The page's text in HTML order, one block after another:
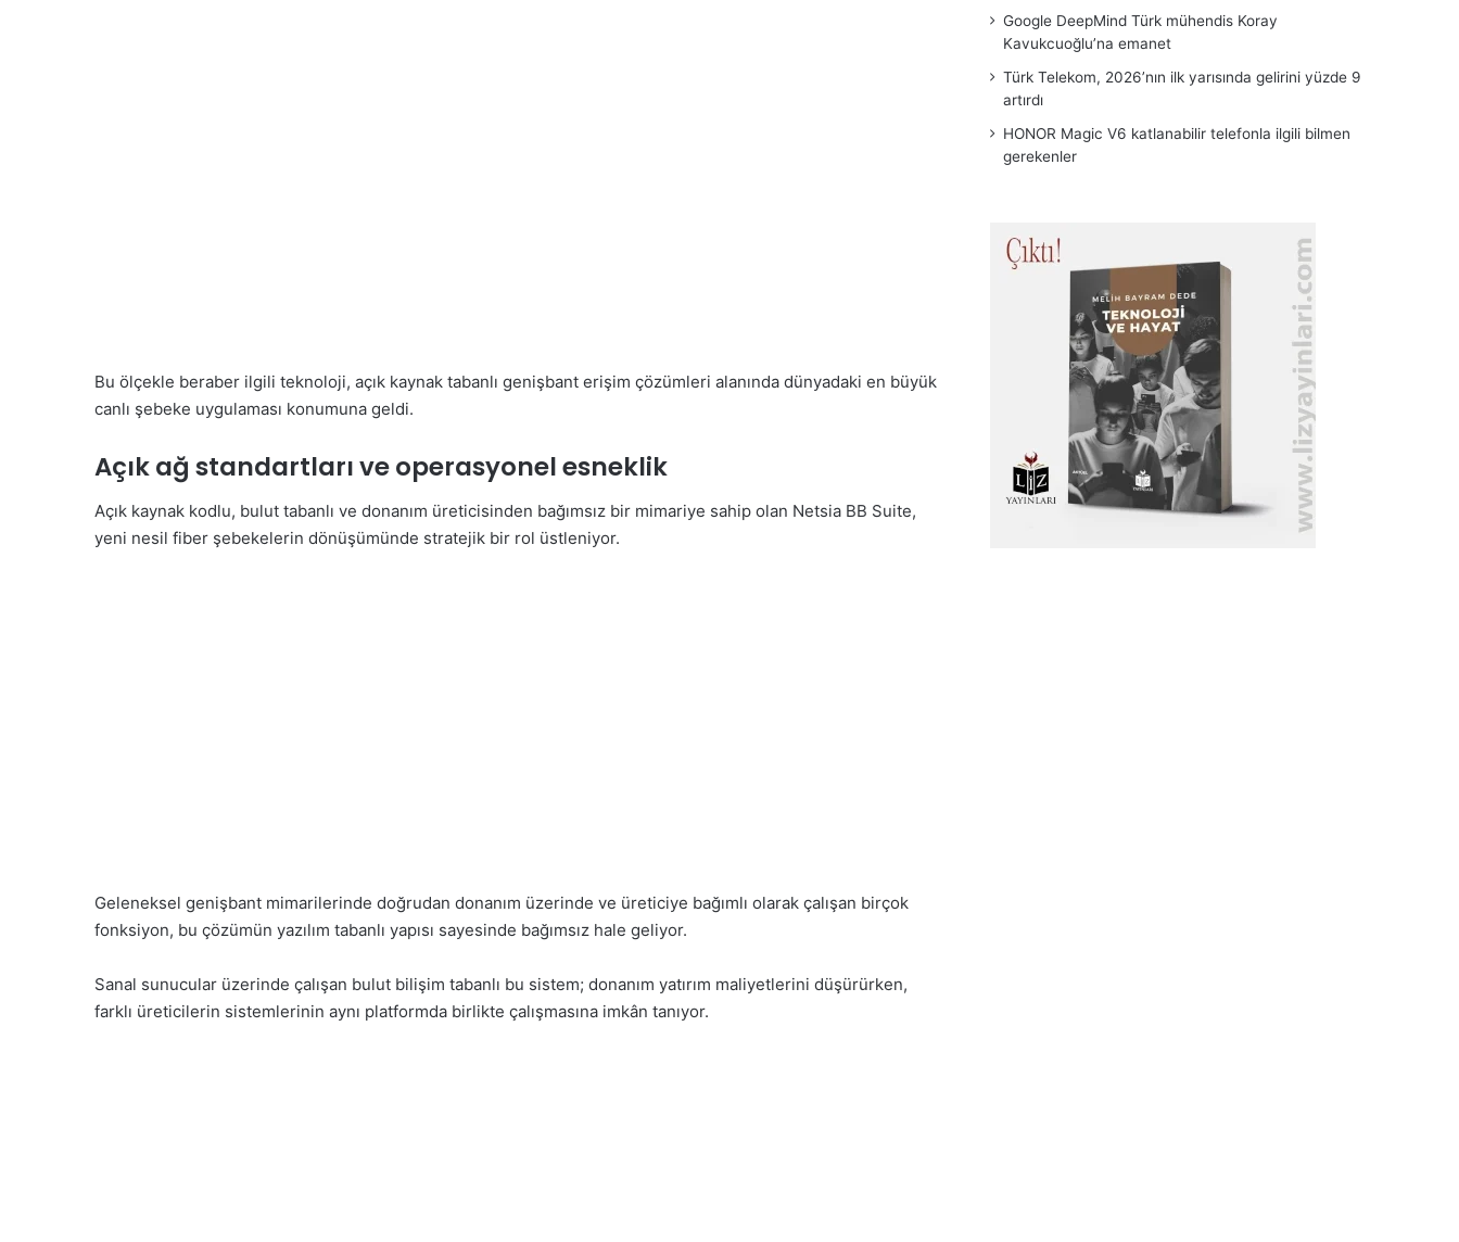
Bu ölçekle beraber ilgili teknoloji, açık kaynak tabanlı genişbant erişim çözümleri alanında dünyadaki en büyük
canlı şebeke uygulaması konumuna geldi.
Açık ağ standartları ve operasyonel esneklik
Açık kaynak kodlu, bulut tabanlı ve donanım üreticisinden bağımsız bir mimariye sahip olan Netsia BB Suite,
yeni nesil fiber şebekelerin dönüşümünde stratejik bir rol üstleniyor.
Geleneksel genişbant mimarilerinde doğrudan donanım üzerinde ve üreticiye bağımlı olarak çalışan birçok
fonksiyon, bu çözümün yazılım tabanlı yapısı sayesinde bağımsız hale geliyor.
Sanal sunucular üzerinde çalışan bulut bilişim tabanlı bu sistem; donanım yatırım maliyetlerini düşürürken,
farklı üreticilerin sistemlerinin aynı platformda birlikte çalışmasına imkân tanıyor.
Google DeepMind Türk mühendis Koray
Kavukcuoğlu’na emanet
Türk Telekom, 2026’nın ilk yarısında gelirini yüzde 9
artırdı
HONOR Magic V6 katlanabilir telefonla ilgili bilmen
gerekenler